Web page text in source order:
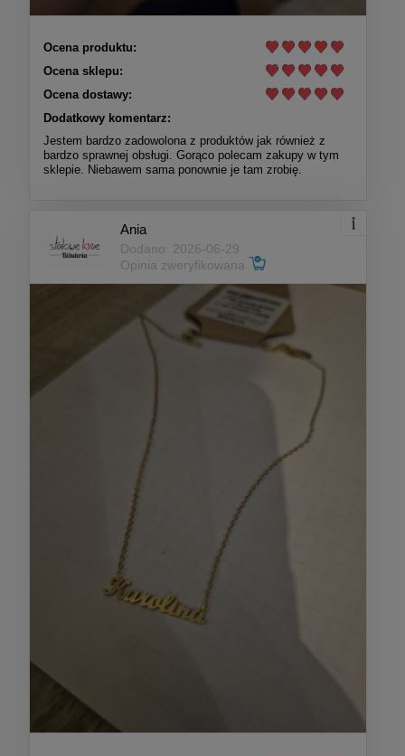
Ocena produktu:
Ocena sklepu:
Ocena dostawy:
Dodatkowy komentarz:
Jestem bardzo zadowolona z produktów jak również z
bardzo sprawnej obsługi. Gorąco polecam zakupy w tym
sklepie. Niebawem sama ponownie je tam zrobię.
Ania
Dodano: 2026-06-29
Opinia zweryfikowana